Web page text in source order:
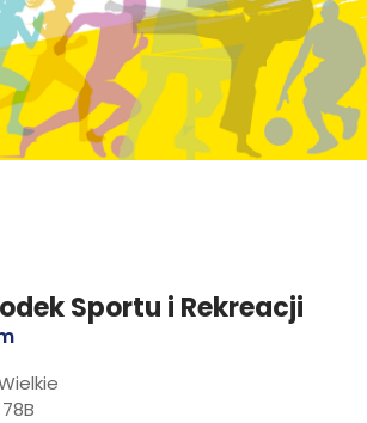
Sportu i Rekreacji